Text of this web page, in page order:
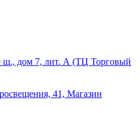
ш., дом 7, лит. А (ТЦ Торговый
41, Магазин